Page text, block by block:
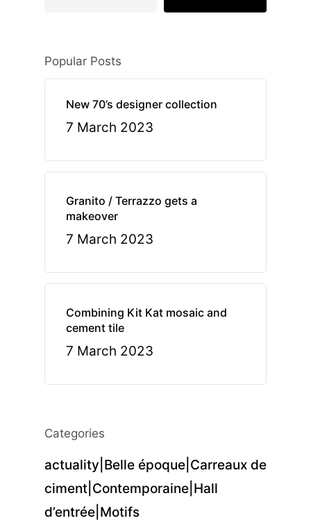
Popular Posts
New 70’s designer collection
7 March 2023
Granito / Terrazzo gets a
makeover
7 March 2023
Combining Kit Kat mosaic and
cement tile
7 March 2023
Categories
actuality|Belle époque|Carreaux de
ciment|Contemporaine|Hall
d’entrée|Motifs